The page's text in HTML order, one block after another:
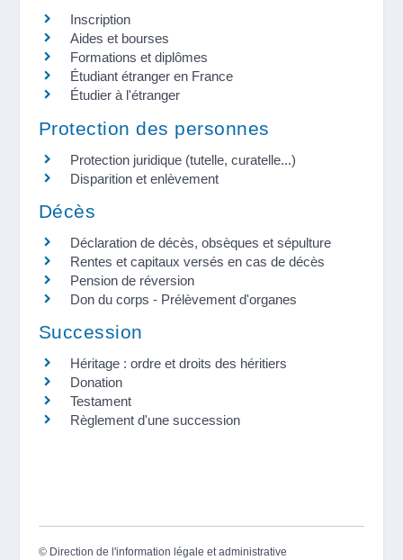
Inscription
Aides et bourses
Formations et diplômes
Étudiant étranger en France
Étudier à l'étranger
Protection des personnes
Protection juridique (tutelle, curatelle...)
Disparition et enlèvement
Décès
Déclaration de décès, obsèques et sépulture
Rentes et capitaux versés en cas de décès
Pension de réversion
Don du corps - Prélèvement d'organes
Succession
Héritage : ordre et droits des héritiers
Donation
Testament
Règlement d'une succession
© Direction de l'information légale et administrative